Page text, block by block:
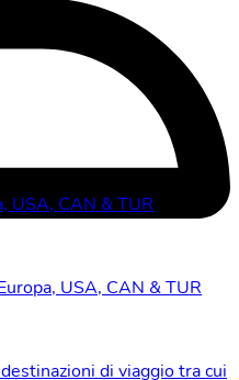
USA, CAN & TUR
USA, CAN & TUR
di viaggio tra cui